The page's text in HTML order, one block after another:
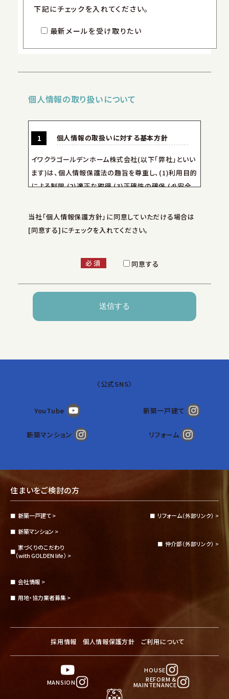
下記にチェックを入れてください。
最新メールを受け取りたい
個人情報の取り扱いについて
個人情報の取扱いに対する基本方針
イワクラゴールデンホーム株式会社(以下｢弊社｣といい
ます)は、個人情報保護法の趣旨を尊重し、(1)利用目的
による制限 (2)適正な取得 (3)正確性の確保 (4)安全
からご提供いただく個人情報を細心の注意を払って取
扱ってまいります。
ます)は、個人情報保護法の趣旨を尊重し、(1)利用目的
による制限 (2)適正な取得 (3)正確性の確保 (4)安全
性の確保 （5）透明性の確保等の原則を遵守し、お客様
目的を明示しご承諾をいただいたうえその目的達成に
必要な範囲で取得させていただきます。
お客様からご提供いただいた個人情報は、以下の目的
( 1 )建築請負工事・メンテナンス・施工管理等を適切に
め。
( 3 )ご依頼を受けた仲介等に関する業務等を適切に行
( 4 )マンション販売・契約等に関する業務全般を適切
( 5 )アフターメンテナンス・リフォーム等のご対応のた
( 6 )住宅・不動産・リフォーム購入資金に関する借入申
込み手続き等のご支援のため。
( 7 )各種キャンペーン・アンケート等への応募等に関す
るご連絡のため。
( 8 )ご契約物件等に関する火災保険・その他損害保険
契約加入に関する手続きのため。
当社「個人情報保護方針」に同意していただける場合は
[同意する]にチェックを入れてください。
必須 同意する
〈公式SNS〉
YouTube 新築一戸建て
新築マンション リフォーム
住まいをご検討の方
新築一戸建て >
新築マンション >
家づくりのこだわり
（with GOLDEN life） >
会社情報 >
用地・協力業者募集 >
リフォーム（外部リンク） >
仲介部 （外部リンク） >
採用情報 個人情報保護方針 ご利用について
HOUSE
MANSION
REFORM &
MAINTENANCE